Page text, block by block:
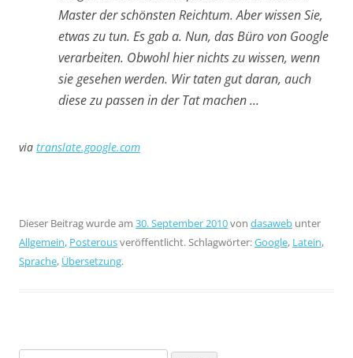
Master der schönsten Reichtum. Aber wissen Sie,
etwas zu tun. Es gab a. Nun, das Büro von Google
verarbeiten. Obwohl hier nichts zu wissen, wenn
sie gesehen werden. Wir taten gut daran, auch
diese zu passen in der Tat machen …
via translate.google.com
Dieser Beitrag wurde am 30. September 2010von dasaweb unter
Allgemein, Posterousveröffentlicht. Schlagwörter:Google, Latein,
Sprache, Übersetzung.